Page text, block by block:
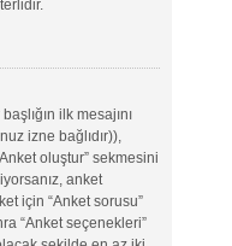
ilk mesajını
izne bağlıdır)),
oluştur” sekmesini
anket
için “Anket sorusu”
“Anket seçenekleri”